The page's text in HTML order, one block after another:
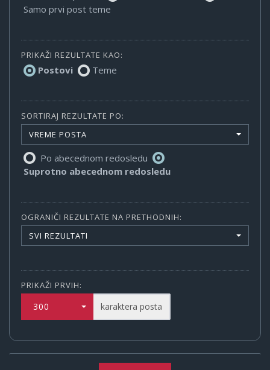
Samo prvi post teme
PRIKAŽI REZULTATE KAO:
Postovi Teme
SORTIRAJ REZULTATE PO:
VREME POSTA
Po abecednom redosledu
Suprotno abecednom redosledu
OGRANIČI REZULTATE NA PRETHODNIH:
SVI REZULTATI
PRIKAŽI PRVIH:
300 karaktera posta